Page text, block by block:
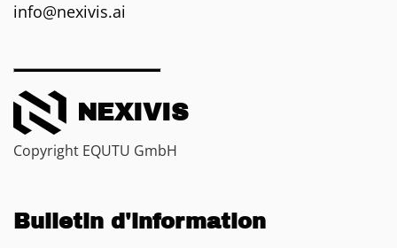
info@nexivis.ai
NEXIVIS
Copyright EQUTU GmbH
Bulletin d'information